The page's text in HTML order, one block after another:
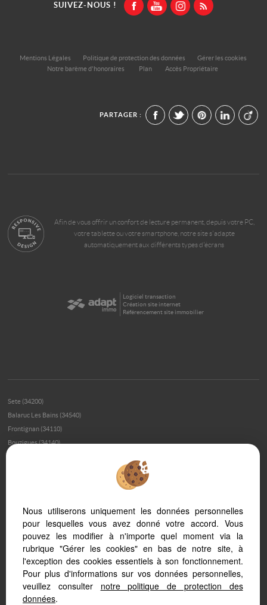
SUIVEZ-NOUS !
Mentions Légales Politique de protection des données
Gérer les cookies
Notre barème d'honoraires
Plan Accès Propriétaire
PARTAGER :
Afin de vous offrir un confort de lecture permanent, depuis votre PC,
votre tablette ou votre smartphone, notre site s'adapte
automatiquement aux différents types d'écrans
Logiciel transaction
Création site internet
Référencement site immobilier
Sete (34200)
Balaruc Les Bains (34540)
Frontignan (34110)
Bouzigues (34140)
Marseillan (34340)
Palavas Les Flots (34250)
Montpellier (34080)
Montagnac (34530)
Poussan (34560)
Balaruc Le Vieux (34540)
Nous utiliserons uniquement les données personnelles
pour lesquelles vous avez donné votre accord. Vous
pouvez les modifier à n'importe quel moment via la
rubrique "Gérer les cookies" en bas de notre site, à
l'exception des cookies essentiels à son fonctionnement.
Pour plus d'informations sur vos données personnelles,
veuillez consulter notre politique de protection des
données.